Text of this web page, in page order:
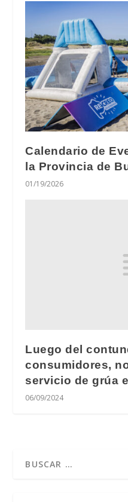
Calendario de
la Provincia de
01/19/2026
Luego del
consumidores,
servicio de grúa
06/09/2024